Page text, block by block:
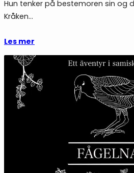
Hun tenker på bestemoren sin og
Kråken…
Les mer